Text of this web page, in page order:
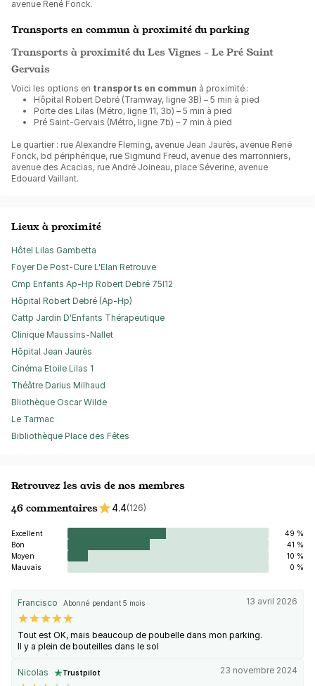
avenue René Fonck.
Transports en commun à proximité du parking
Transports à proximité du Les Vignes - Le Pré Saint
Gervais
Voici les options en transports en commun à proximité :
Hôpital Robert Debré (Tramway, ligne 3B) – 5 min à pied
Porte des Lilas (Métro, ligne 11, 3b) – 5 min à pied
Pré Saint-Gervais (Métro, ligne 7b) – 7 min à pied
Le quartier : rue Alexandre Fleming, avenue Jean Jaurès, avenue René
Fonck, bd périphérique, rue Sigmund Freud, avenue des marronniers,
avenue des Acacias, rue André Joineau, place Séverine, avenue
Edouard Vaillant.
Lieux à proximité
Hôtel Lilas Gambetta
Foyer De Post-Cure L'Elan Retrouve
Cmp Enfants Ap-Hp Robert Debré 75I12
Hôpital Robert Debré (Ap-Hp)
Cattp Jardin D'Enfants Thérapeutique
Clinique Maussins-Nallet
Hôpital Jean Jaurès
Cinéma Etoile Lilas 1
Théâtre Darius Milhaud
Bliothèque Oscar Wilde
Le Tarmac
Bibliothèque Place des Fêtes
Retrouvez les avis de nos membres
46 commentaires
4.4(126)
Excellent
49 %
Bon
41 %
Moyen
10 %
Mauvais
0 %
Francisco Abonné pendant 5 mois 13 avril 2026
Tout est OK, mais beaucoup de poubelle dans mon parking.
Il y a plein de bouteilles dans le sol
Nicolas Trustpilot 23 novembre 2024